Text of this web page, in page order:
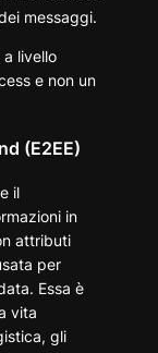
messaggi.
livello
e non un
(E2EE)
il
in
attributi
per
Essa è
vita
gli